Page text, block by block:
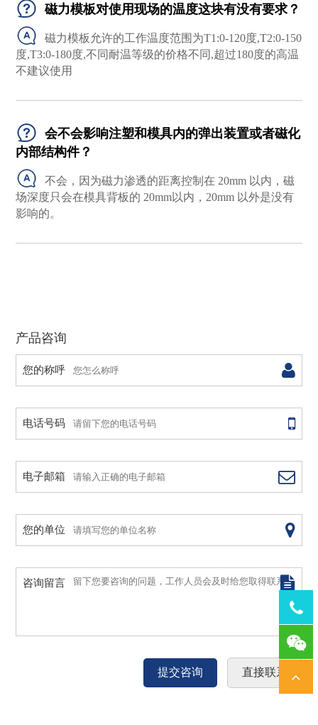
磁力模板对使用现场的温度这块有没有要求？
磁力模板允许的工作温度范围为T1:0-120度,T2:0-150
度,T3:0-180度,不同耐温等级的价格不同,超过180度的高温
不建议使用
会不会影响注塑和模具内的弹出装置或者磁化
内部结构件？
不会，因为磁力渗透的距离控制在 20mm 以内，磁
场深度只会在模具背板的 20mm以内，20mm 以外是没有
影响的。
产品咨询
您的称呼
电话号码
电子邮箱
您的单位
咨询留言
Tel：